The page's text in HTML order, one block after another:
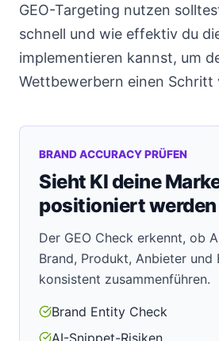
GEO-Targeting nutzen
schnell und wie effektiv du
implementieren kannst, um
Wettbewerbern einen Schritt
BRAND ACCURACY PRÜFEN
Sieht KI deine
positioniert
Der GEO Check erkennt, ob
Brand, Produkt, Anbieter und
konsistent zusammenführen.
Brand Entity Check
AI-Snippet-Risiken